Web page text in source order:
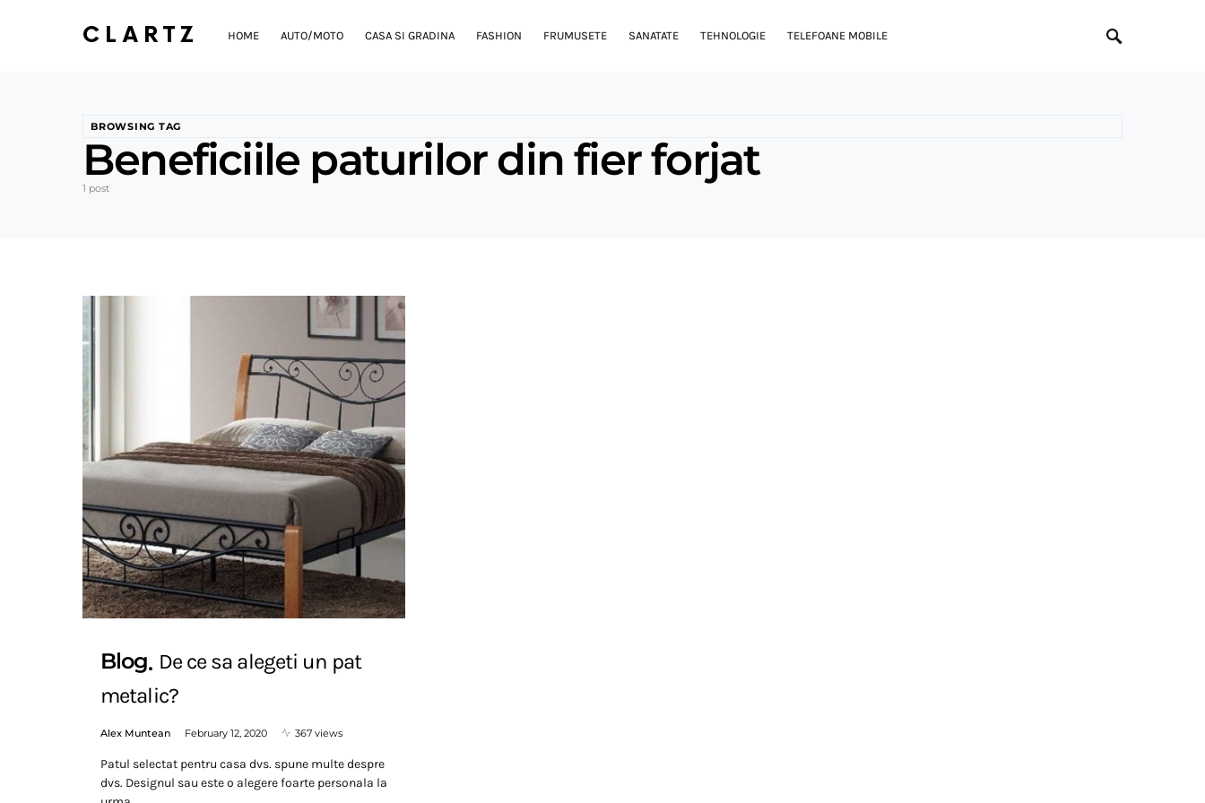
CLARTZ HOME AUTO/MOTO CASA SI GRADINA FASHION FRUMUSETE SANATATE TEHNOLOGIE TELEFOANE MOBILE
BROWSING TAG
Beneficiile paturilor din fier forjat
1 post
Blog De ce sa alegeti un pat
metalic?
Alex Muntean February 12, 2020 367 views
Patul selectat pentru casa dvs. spune multe despre
dvs. Designul sau este o alegere foarte personala la